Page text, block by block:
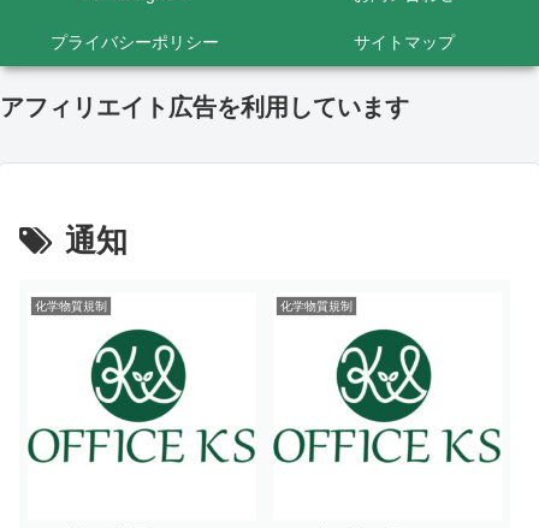
プライバシーポリシー サイトマップ
アフィリエイト広告を利用しています
通知
化学物質規制 化学物質規制